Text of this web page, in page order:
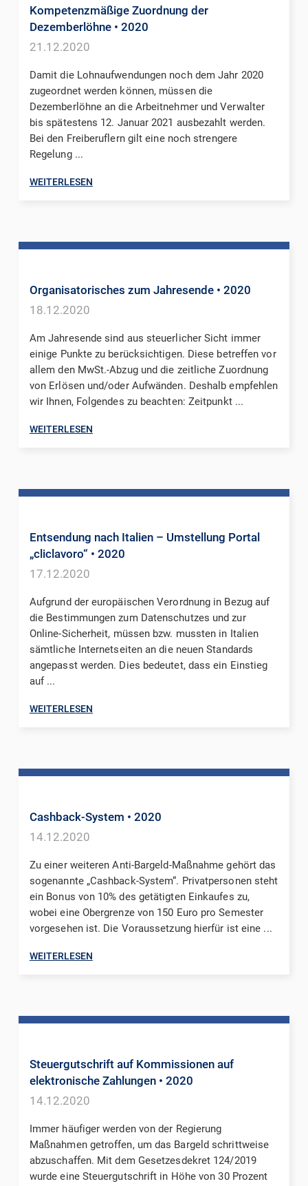
Kompetenzmäßige Zuordnung der
Dezemberlöhne • 2020
21.12.2020
Damit die Lohnaufwendungen noch dem Jahr 2020
zugeordnet werden können, müssen die
Dezemberlöhne an die Arbeitnehmer und Verwalter
bis spätestens 12. Januar 2021 ausbezahlt werden.
Bei den Freiberuflern gilt eine noch strengere
Regelung ...
WEITERLESEN
Organisatorisches zum Jahresende • 2020
18.12.2020
Am Jahresende sind aus steuerlicher Sicht immer
einige Punkte zu berücksichtigen. Diese betreffen vor
allem den MwSt.-Abzug und die zeitliche Zuordnung
von Erlösen und/oder Aufwänden. Deshalb empfehlen
wir Ihnen, Folgendes zu beachten: Zeitpunkt ...
WEITERLESEN
Entsendung nach Italien – Umstellung Portal
„cliclavoro“ • 2020
17.12.2020
Aufgrund der europäischen Verordnung in Bezug auf
die Bestimmungen zum Datenschutzes und zur
Online-Sicherheit, müssen bzw. mussten in Italien
sämtliche Internetseiten an die neuen Standards
angepasst werden. Dies bedeutet, dass ein Einstieg
auf ...
WEITERLESEN
Cashback-System • 2020
14.12.2020
Zu einer weiteren Anti-Bargeld-Maßnahme gehört das
sogenannte „Cashback-System“. Privatpersonen steht
ein Bonus von 10% des getätigten Einkaufes zu,
wobei eine Obergrenze von 150 Euro pro Semester
vorgesehen ist. Die Voraussetzung hierfür ist eine ...
WEITERLESEN
Steuergutschrift auf Kommissionen auf
elektronische Zahlungen • 2020
14.12.2020
Immer häufiger werden von der Regierung
Maßnahmen getroffen, um das Bargeld schrittweise
abzuschaffen. Mit dem Gesetzesdekret 124/2019
wurde eine Steuergutschrift in Höhe von 30 Prozent